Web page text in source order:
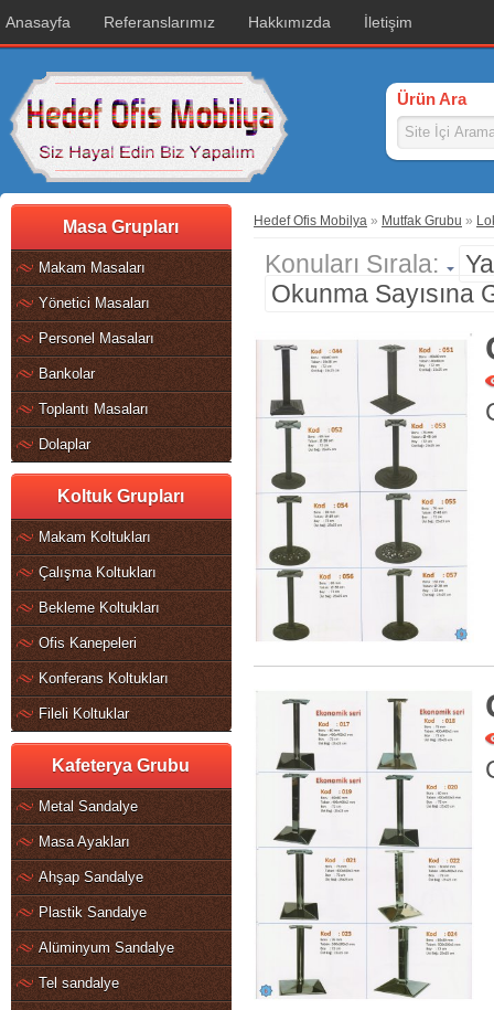
Anasayfa Referanslarımız Hakkımızda İletişim
Ürün Ara
Masa Grupları
Makam Masaları
Yönetici Masaları
Personel Masaları
Bankolar
Toplantı Masaları
Dolaplar
Koltuk Grupları
Makam Koltukları
Çalışma Koltukları
Bekleme Koltukları
Ofis Kanepeleri
Konferans Koltukları
Fileli Koltuklar
Kafeterya Grubu
Metal Sandalye
Masa Ayakları
Ahşap Sandalye
Plastik Sandalye
Alüminyum Sandalye
Tel sandalye
Hedef Ofis Mobilya » Mutfak Grubu »
Konuları Sırala:
Okunma Sayısına